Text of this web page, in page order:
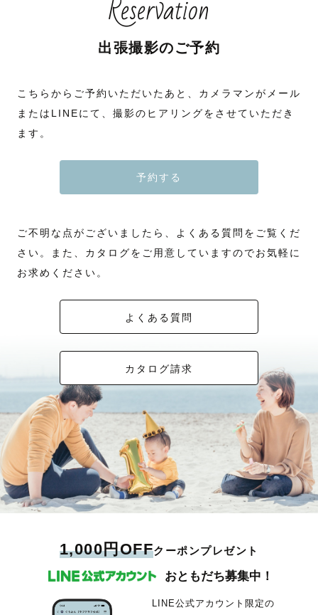
Reservation
出張撮影のご予約
こちらからご予約いただいたあと、カメラマンがメール
またはLINEにて、撮影のヒアリングをさせていただき
ます。
予約する
ご不明な点がございましたら、よくある質問をご覧くだ
さい。また、カタログをご用意していますのでお気軽に
お求めください。
よくある質問
カタログ請求
1,000円OFFクーポンプレゼント
おともだち募集中！
LINE公式アカウント限定の